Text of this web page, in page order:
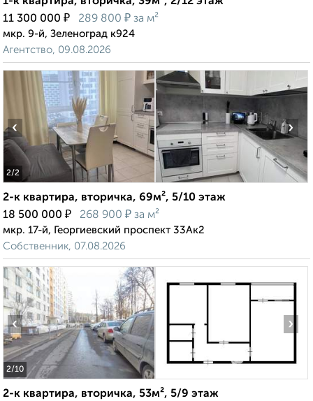
11 300 000 ₽ 289 800 ₽ за м²
мкр. 9-й, Зеленоград к924
Агентство, 09.08.2026
2/2
‹ ›
2-к квартира, вторичка, 69м², 5/10 этаж
18 500 000 ₽ 268 900 ₽ за м²
мкр. 17-й, Георгиевский проспект 33Ак2
Собственник, 07.08.2026
2/10
‹ ›
2-к квартира, вторичка, 53м², 5/9 этаж